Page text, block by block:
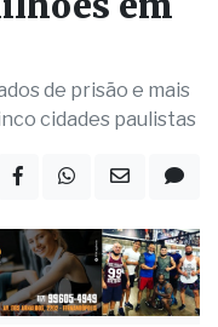
de prisão e mais
cidades paulistas